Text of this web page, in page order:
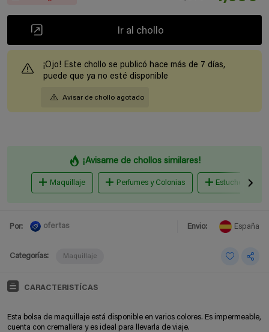
Ir al chollo
¡Ojo! Este chollo se publicó hace más de 7 días,
puede que ya no esté disponible
Avisar de chollo agotado
¡Avisame de chollos similares!
Maquillaje Perfumes y Colonias Estuche
Por: ofertas Envio: España
Categorías: Maquillaje
CARACTERISTÍCAS
Esta bolsa de maquillaje está disponible en varios colores. Es impermeable,
cuenta con cremallera y es ideal para llevarla de viaje.